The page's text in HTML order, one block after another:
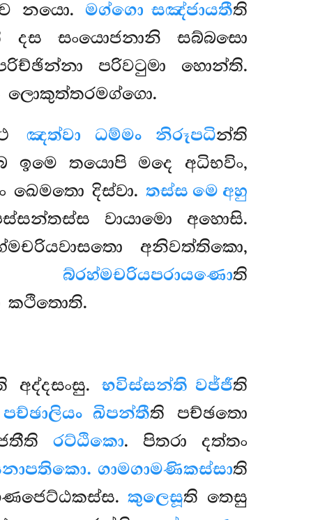
නයො. මග්ගො සඤ්ජායතීති
දස සංයොජනානි සබ්බසො
පරිවටුමා හොන්ති.
ලොකුත්තරමග්ගො.
ඤත්වා ධම්මං නිරූපධින්ති
ඉමෙ තයොපි මදෙ අධිභවිං,
ඛෙමතො දිස්වා.තස්ස මෙ අහු
වායාමො අහොසි.
අනිවත්තිකො,
බ්රහ්මචරියපරායණොති
කථිතොති.
අද්දසංසු. භවිස්සන්ති වජ්ජීති
පච්ඡාලියං ඛිපන්තීති පච්ඡතො
රට්ඨිකො. පිතරා දත්තං
ගාමගාමණිකස්සාති
කුලෙසූති තෙසු